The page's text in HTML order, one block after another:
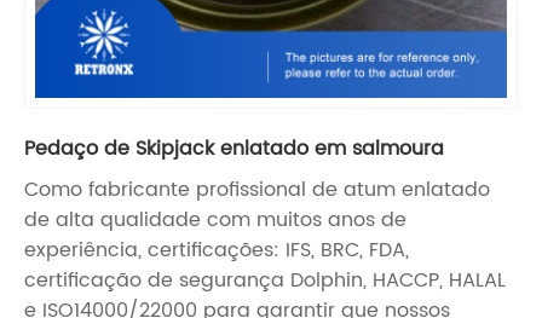
Pedaço de Skipjack enlatado em salmoura
Como fabricante profissional de atum enlatado
de alta qualidade com muitos anos de
experiência, certificações: IFS, BRC, FDA,
certificação de segurança Dolphin, HACCP, HALAL
e ISO14000/22000 para garantir que nossos